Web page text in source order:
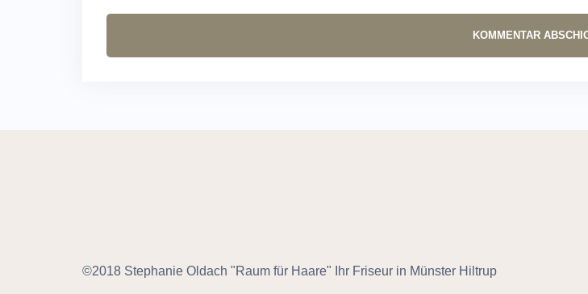
©2018 Stephanie Oldach "Raum für Haare" Ihr Friseur in Münster Hiltrup